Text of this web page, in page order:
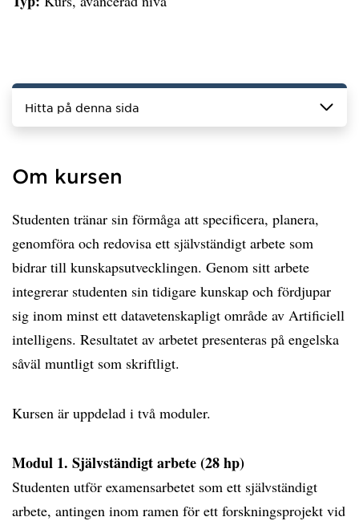
Hitta på denna sida
Om kursen
Studenten tränar sin förmåga att specificera, planera,
genomföra och redovisa ett självständigt arbete som
bidrar till kunskapsutvecklingen. Genom sitt arbete
integrerar studenten sin tidigare kunskap och fördjupar
sig inom minst ett datavetenskapligt område av Artificiell
intelligens. Resultatet av arbetet presenteras på engelska
såväl muntligt som skriftligt.
Kursen är uppdelad i två moduler.
Modul 1. Självständigt arbete (28 hp)
Studenten utför examensarbetet som ett självständigt
arbete, antingen inom ramen för ett forskningsprojekt vid